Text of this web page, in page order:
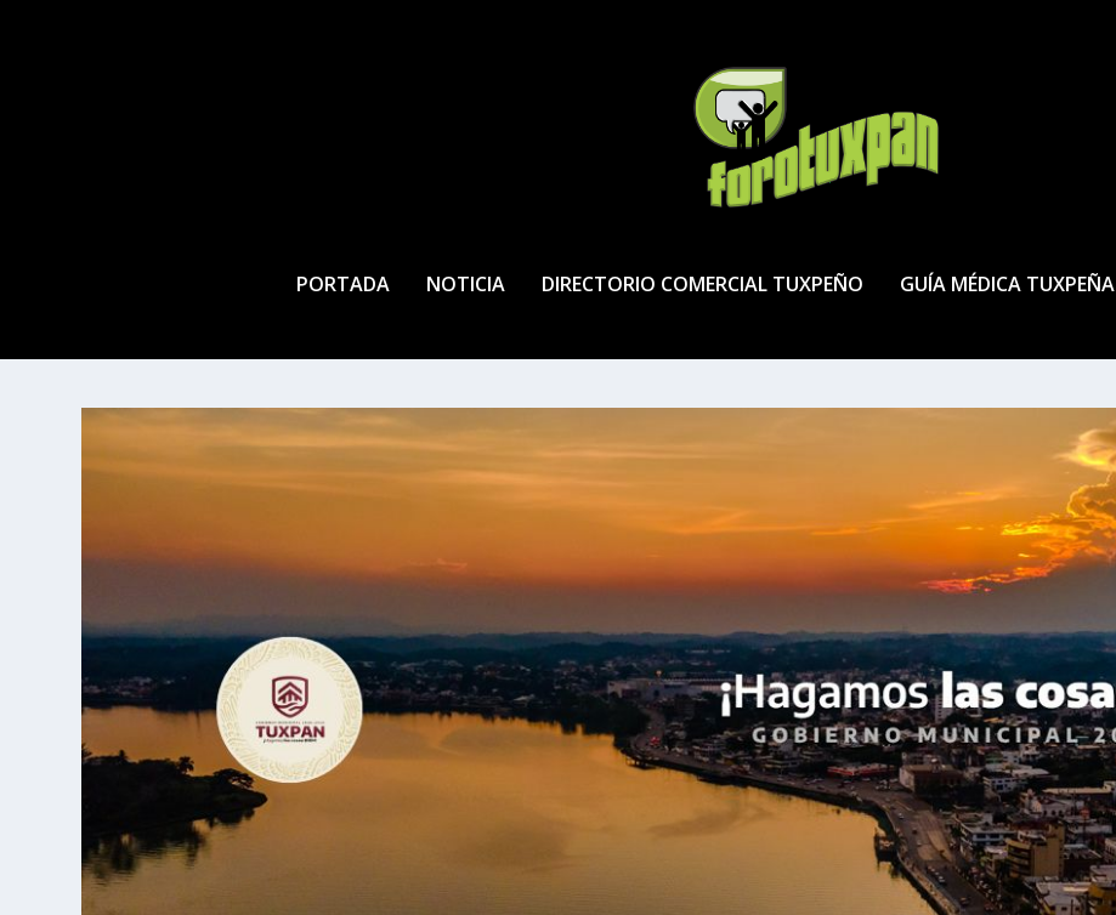
PORTADA NOTICIA DIRECTORIO COMERCIAL TUXPEÑO GUÍA MÉDICA TUXPEÑA